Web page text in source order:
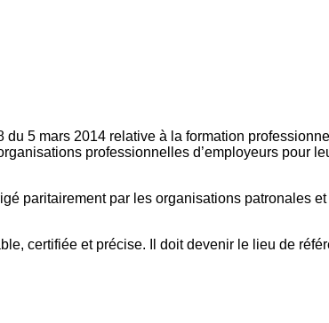
5 mars 2014 relative à la formation
professionnelles d’employeurs pour
paritairement par les organisations patronales
certifiée et précise. Il doit devenir le lieu de